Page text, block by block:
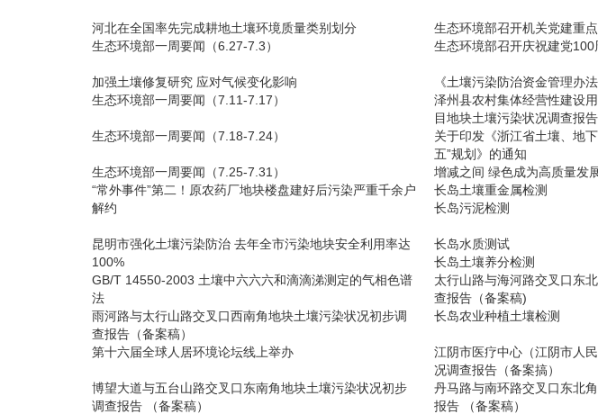
河北在全国率先完成耕地土壤环境质量类别划分
生态环境部召开机关党建重
生态环境部一周要闻（6.27-7.3）
生态环境部召开庆祝建党100
加强土壤修复研究 应对气候变化影响
《土壤污染防治资金管理办
生态环境部一周要闻（7.11-7.17）
泽州县农村集体经营性建设
目地块土壤污染状况调查报告
生态环境部一周要闻（7.18-7.24）
关于印发《浙江省土壤、地
五”规划》的通知
生态环境部一周要闻（7.25-7.31）
增减之间 绿色成为高质量发
“常外事件”第二！原农药厂地块楼盘建好后污染严重千余户
解约
长岛土壤重金属检测
长岛污泥检测
昆明市强化土壤污染防治 去年全市污染地块安全利用率达
100%
长岛水质测试
长岛土壤养分检测
GB/T 14550-2003 土壤中六六六和滴滴涕测定的气相色谱
法
太行山路与海河路交叉口东
查报告（备案稿)
雨河路与太行山路交叉口西南角地块土壤污染状况初步调
查报告（备案稿）
长岛农业种植土壤检测
第十六届全球人居环境论坛线上举办
江阴市医疗中心（江阴市人
况调查报告（备案搞）
博望大道与五台山路交叉口东南角地块土壤污染状况初步
调查报告 （备案稿）
丹马路与南环路交叉口东北
报告 （备案稿）